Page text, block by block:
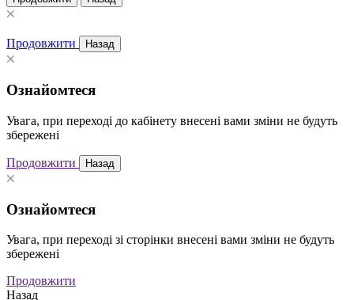
Продовжити Назад
Ознайомтеся
Увага, при переході до кабінету внесені вами зміни не будуть
збережені
Продовжити Назад
Ознайомтеся
Увага, при переході зі сторінки внесені вами зміни не будуть
збережені
Продовжити
Назад